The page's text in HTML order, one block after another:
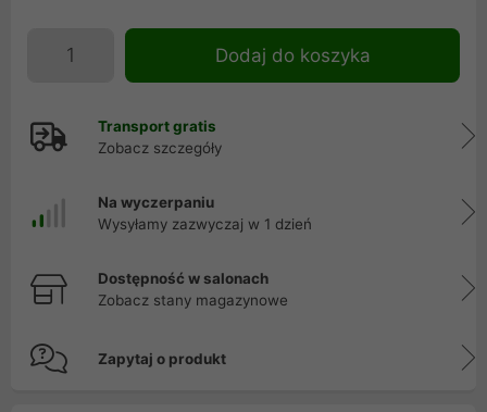
Dodaj do koszyka
Transport gratis
Zobacz szczegóły
Na wyczerpaniu
Wysyłamy zazwyczaj w 1 dzień
Dostępność w salonach
Zobacz stany magazynowe
Zapytaj o produkt